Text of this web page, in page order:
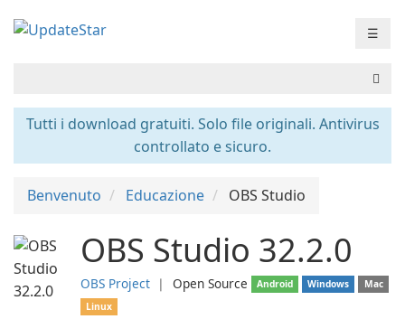
☰
Tutti i download gratuiti. Solo file originali. Antivirus
controllato e sicuro.
Benvenuto Educazione OBS Studio
OBS Studio 32.2.0
OBS Project ❘ Open Source Android Windows
Mac
Linux